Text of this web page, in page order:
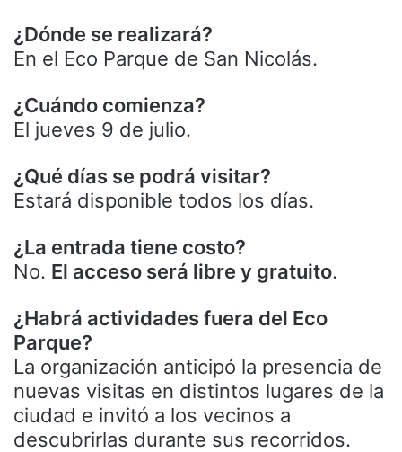
¿Dónde se realizará?
En el Eco Parque de San Nicolás.
¿Cuándo comienza?
El jueves 9 de julio.
¿Qué días se podrá visitar?
Estará disponible todos los días.
¿La entrada tiene costo?
No. El acceso será libre y gratuito.
¿Habrá actividades fuera del Eco
Parque?
La organización anticipó la presencia de
nuevas visitas en distintos lugares de la
ciudad e invitó a los vecinos a
descubrirlas durante sus recorridos.